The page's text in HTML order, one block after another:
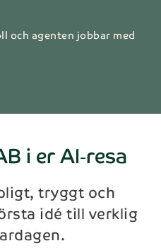
och agenten jobbar med
i er AI‑resa
tryggt och
idé till verklig